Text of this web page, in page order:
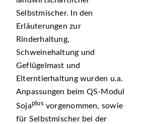
Selbstmischer. In den
Erläuterungen zur
Rinderhaltung,
Schweinehaltung und
Geflügelmast und
Elterntierhaltung wurden u.a.
Anpassungen beim QS-Modul
Sojaplus vorgenommen, sowie
für Selbstmischer bei der